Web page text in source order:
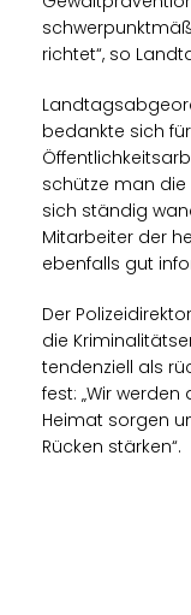
richtet“, so
bedankte sich
schütze man
sich ständig
Mitarbeiter der
ebenfalls gut
Der
die
tendenziell als
fest: „Wir
Heimat sorgen
Rücken stärken“.